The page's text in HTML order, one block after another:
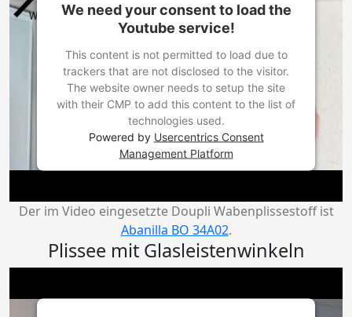
We need your consent to load the
Youtube service!
This content is not permitted to load due to
trackers that are not disclosed to the visitor.
The website owner needs to setup the site
with their CMP to add this content to the list of
technologies used.
Powered by Usercentrics Consent
Management Platform
Der im Video eingesetzte Doupli Wabenplissestoff ist
Abanilla BO 34A02.
Plissee mit Glasleistenwinkeln